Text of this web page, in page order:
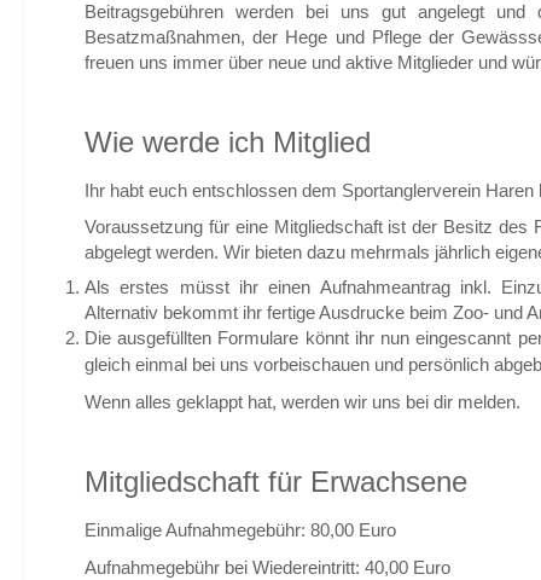
Beitragsgebühren werden bei uns gut angelegt
Besatzmaßnahmen, der Hege und Pflege der
freuen uns immer über neue und aktive Mitglieder und
Wie werde ich Mitglied
Ihr habt euch entschlossen dem Sportanglerverein Haren
Voraussetzung für eine Mitgliedschaft ist der Besitz
abgelegt werden. Wir bieten dazu mehrmals jährlich
Als erstes müsst ihr einen Aufnahmeantrag inkl.
Alternativ bekommt ihr fertige Ausdrucke beim Zoo- und
Die ausgefüllten Formulare könnt ihr nun eingescannt
gleich einmal bei uns vorbeischauen und persönlich
Wenn alles geklappt hat, werden wir uns bei dir melden.
Mitgliedschaft für Erwachsene
Einmalige Aufnahmegebühr: 80,00 Euro
Aufnahmegebühr bei Wiedereintritt: 40,00 Euro